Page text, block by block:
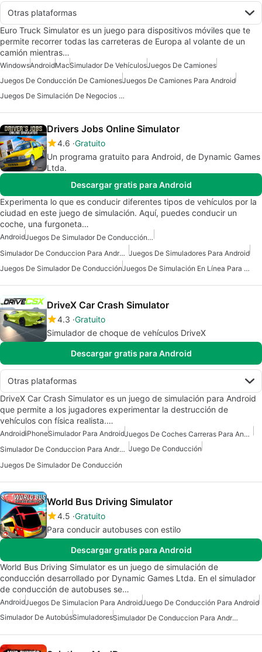
Otras plataformas
Euro Truck Simulator es un juego para dispositivos móviles que te
permite recorrer todas las carreteras de Europa al volante de un
camión mientras…
WindowsAndroidMacSimulador De VehículosJuegos De Camiones
Juegos De Conducción De CamionesJuegos De Camiones Para Android
Juegos De Simulación De Negocios Para Android
Drivers Jobs Online Simulator
4.6 Gratuito
Un programa gratuito para Android, de Dynamic Games
Ltda.
Descargar gratis para Android
Experimenta lo que es conducir diferentes tipos de vehículos por la
ciudad en este juego de simulación. Aquí, puedes conducir un
coche, una furgoneta…
Android
Juegos De Simulador De Conducción Para Android
Simulador De Conduccion Para Android Juegos De Simuladores Para Android
Juegos De Simulador De Conducción
Juegos De Simulación En Línea Para Android Gratis
DriveX Car Crash Simulator
4.3 Gratuito
Simulador de choque de vehículos DriveX
Descargar gratis para Android
Otras plataformas
DriveX Car Crash Simulator es un juego de simulación para Android
que permite a los jugadores experimentar la destrucción de
vehículos con física realista.…
AndroidiPhoneSimulador Para Android
Juegos De Coches Carreras Para Android
Simulador De Conduccion Para Android Juego De Conducción
Juegos De Simulador De Conducción
World Bus Driving Simulator
4.5 Gratuito
Para conducir autobuses con estilo
Descargar gratis para Android
World Bus Driving Simulator es un juego de simulación de
conducción desarrollado por Dynamic Games Ltda. En el simulador
de conducción de autobuses se…
AndroidJuegos De Simulacion Para AndroidJuego De Conducción Para Android
Simulador De AutobúsSimuladores Simulador De Conduccion Para Android